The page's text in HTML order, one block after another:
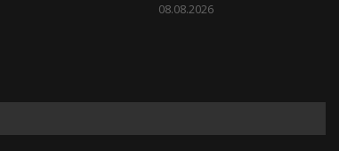
08.08.2026